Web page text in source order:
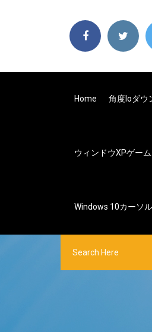
Home 角度ioダウ
ウィンドウXPゲー
Windows 10カーソ